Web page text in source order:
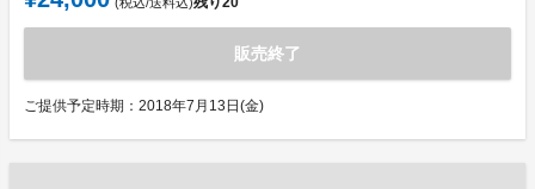
販売終了
ご提供予定時期：2018年7月13日(金)